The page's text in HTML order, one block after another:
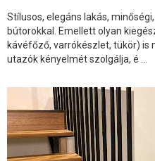
Stílusos, elegáns lakás,
bútorokkal. Emellett olyan
kávéfőző, varrókészlet, tükör) is
utazók kényelmét szolgálja, é ...